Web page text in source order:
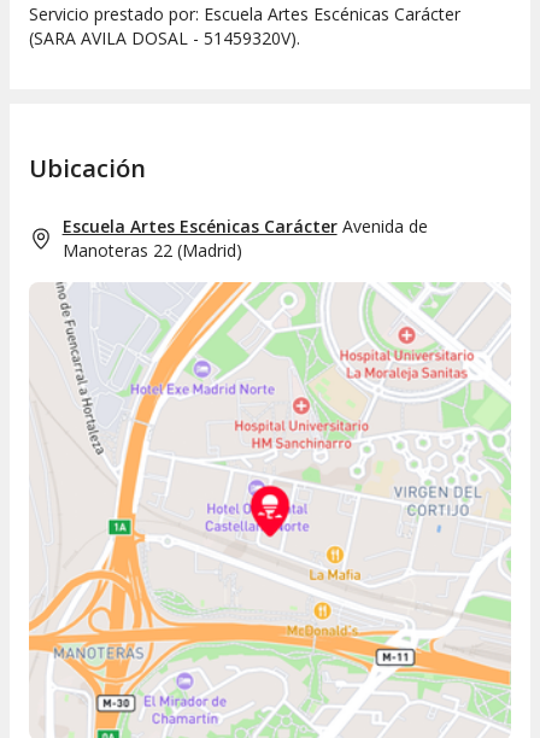
Servicio prestado por: Escuela Artes Escénicas Carácter
(SARA AVILA DOSAL - 51459320V).
Ubicación
Escuela Artes Escénicas Carácter Avenida de
Manoteras 22(Madrid)